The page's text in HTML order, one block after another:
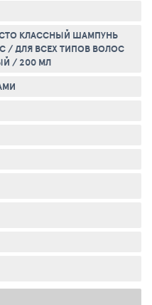
КЛАССНЫЙ ШАМПУНЬ
/ ДЛЯ ВСЕХ ТИПОВ ВОЛОС
/ 200 МЛ